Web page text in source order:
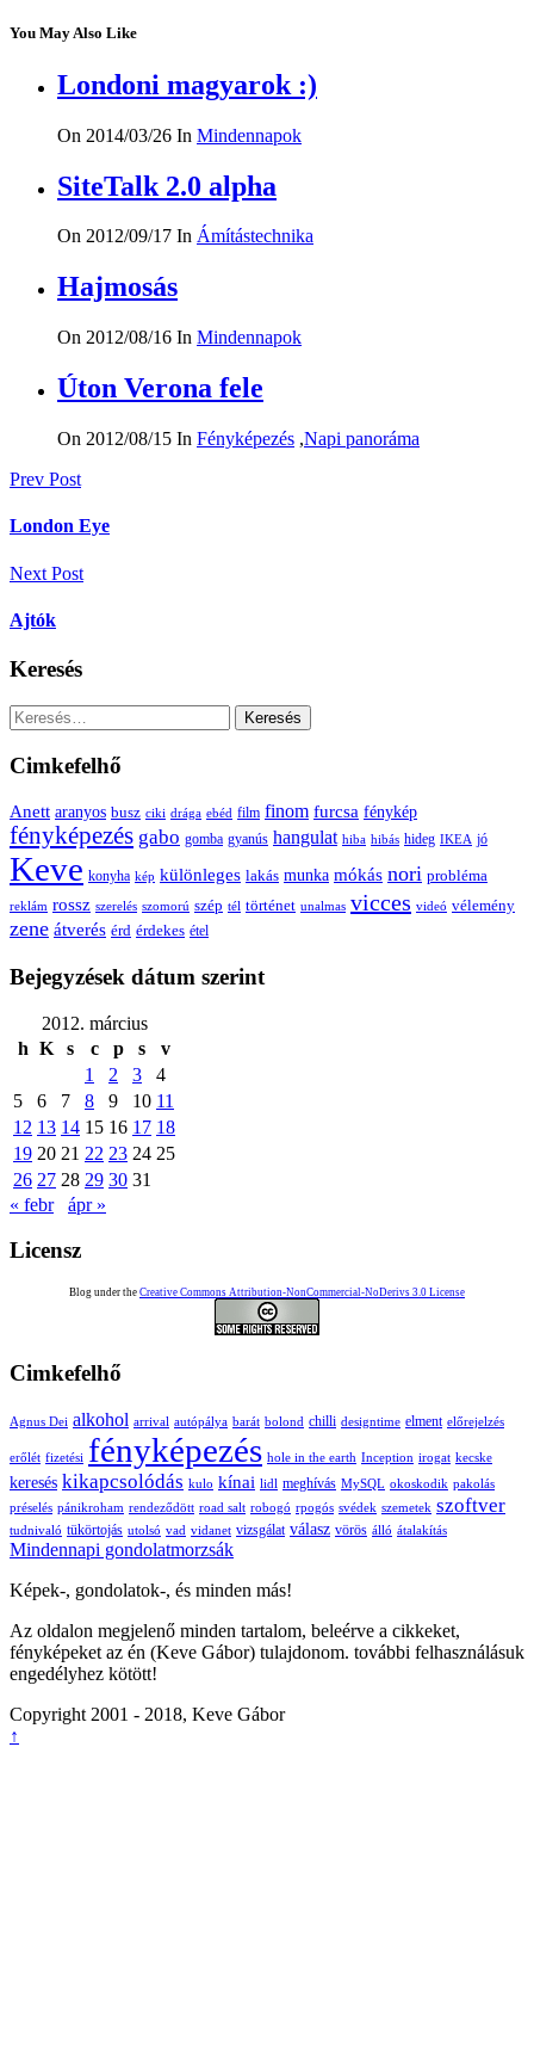
You May Also Like
Londoni magyarok :)
On 2014/03/26 In Mindennapok
SiteTalk 2.0 alpha
On 2012/09/17 In Ámítástechnika
Hajmosás
On 2012/08/16 In Mindennapok
Úton Verona fele
On 2012/08/15 In Fényképezés ,Napi panoráma
Bejegyzés
navigáció
Prev Post
London Eye
Next Post
Ajtók
Keresés
Keresés:
Cimkefelhő
Anett aranyos busz ciki drága ebéd film finom furcsa fénykép
fényképezés gabo gomba gyanús hangulat hiba hibás hideg IKEA jó
Keve konyha kép különleges lakás munka mókás nori probléma
reklám rossz szerelés szomorú szép tél történet unalmas vicces videó vélemény
zene átverés érd érdekes étel
Bejegyzések dátum szerint
2012. március
h K s c p s
v
1
2 3
4
5
6 7 8 9 10 11
12 13 14 15 16 17 18
19 20 21 22 23 24 25
26 27 28 29 30 31
« febr
ápr »
Licensz
Blog under the Creative Commons Attribution-NonCommercial-NoDerivs 3.0 License
Cimkefelhő
Agnus Dei alkohol arrival autópálya barát bolond chilli designtime elment előrejelzés
erőlét fizetési fényképezés hole in the earth Inception irogat kecske
keresés kikapcsolódás kulo kínai lidl meghívás MySQL okoskodik pakolás
préselés pánikroham rendeződött road salt robogó rpogós svédek szemetek szoftver
tudnivaló tükörtojás utolsó vad vidanet vizsgálat válasz vörös álló átalakítás
Mindennapi gondolatmorzsák
Képek-, gondolatok-, és minden más!
Az oldalon megjelenő minden tartalom, beleérve a cikkeket,
fényképeket az én (Keve Gábor) tulajdonom. további felhasználásuk
engedélyhez kötött!
Copyright 2001 - 2018, Keve Gábor
↑